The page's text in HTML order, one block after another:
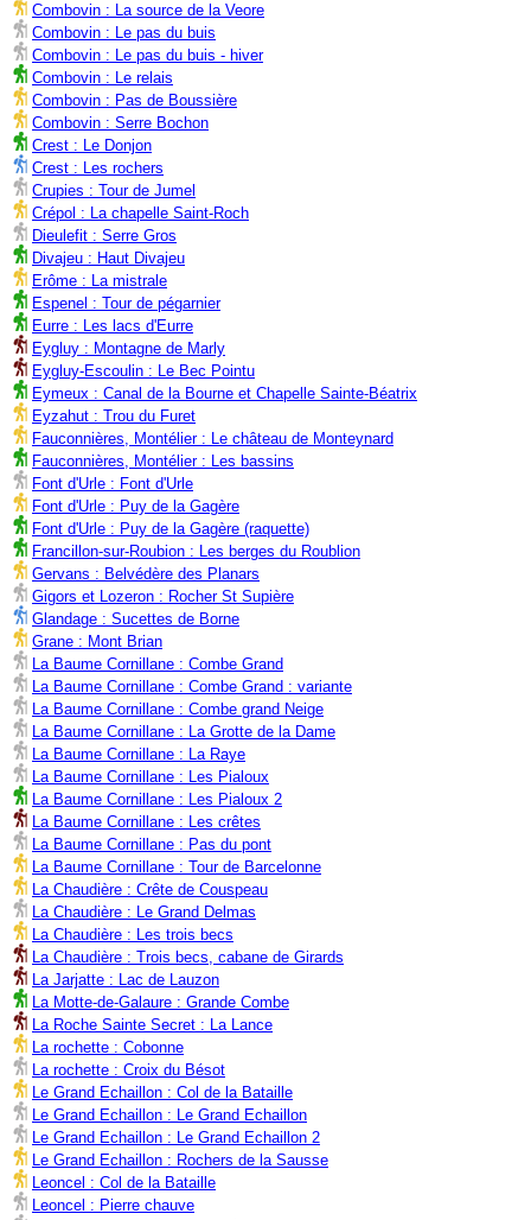
Combovin : La source de la Veore
Combovin : Le pas du buis
Combovin : Le pas du buis - hiver
Combovin : Le relais
Combovin : Pas de Boussière
Combovin : Serre Bochon
Crest : Le Donjon
Crest : Les rochers
Crupies : Tour de Jumel
Crépol : La chapelle Saint-Roch
Dieulefit : Serre Gros
Divajeu : Haut Divajeu
Erôme : La mistrale
Espenel : Tour de pégarnier
Eurre : Les lacs d'Eurre
Eygluy : Montagne de Marly
Eygluy-Escoulin : Le Bec Pointu
Eymeux : Canal de la Bourne et Chapelle Sainte-Béatrix
Eyzahut : Trou du Furet
Fauconnières, Montélier : Le château de Monteynard
Fauconnières, Montélier : Les bassins
Font d'Urle : Font d'Urle
Font d'Urle : Puy de la Gagère
Font d'Urle : Puy de la Gagère (raquette)
Francillon-sur-Roubion : Les berges du Roublion
Gervans : Belvédère des Planars
Gigors et Lozeron : Rocher St Supière
Glandage : Sucettes de Borne
Grane : Mont Brian
La Baume Cornillane : Combe Grand
La Baume Cornillane : Combe Grand : variante
La Baume Cornillane : Combe grand Neige
La Baume Cornillane : La Grotte de la Dame
La Baume Cornillane : La Raye
La Baume Cornillane : Les Pialoux
La Baume Cornillane : Les Pialoux 2
La Baume Cornillane : Les crêtes
La Baume Cornillane : Pas du pont
La Baume Cornillane : Tour de Barcelonne
La Chaudière : Crête de Couspeau
La Chaudière : Le Grand Delmas
La Chaudière : Les trois becs
La Chaudière : Trois becs, cabane de Girards
La Jarjatte : Lac de Lauzon
La Motte-de-Galaure : Grande Combe
La Roche Sainte Secret : La Lance
La rochette : Cobonne
La rochette : Croix du Bésot
Le Grand Echaillon : Col de la Bataille
Le Grand Echaillon : Le Grand Echaillon
Le Grand Echaillon : Le Grand Echaillon 2
Le Grand Echaillon : Rochers de la Sausse
Leoncel : Col de la Bataille
Leoncel : Pierre chauve